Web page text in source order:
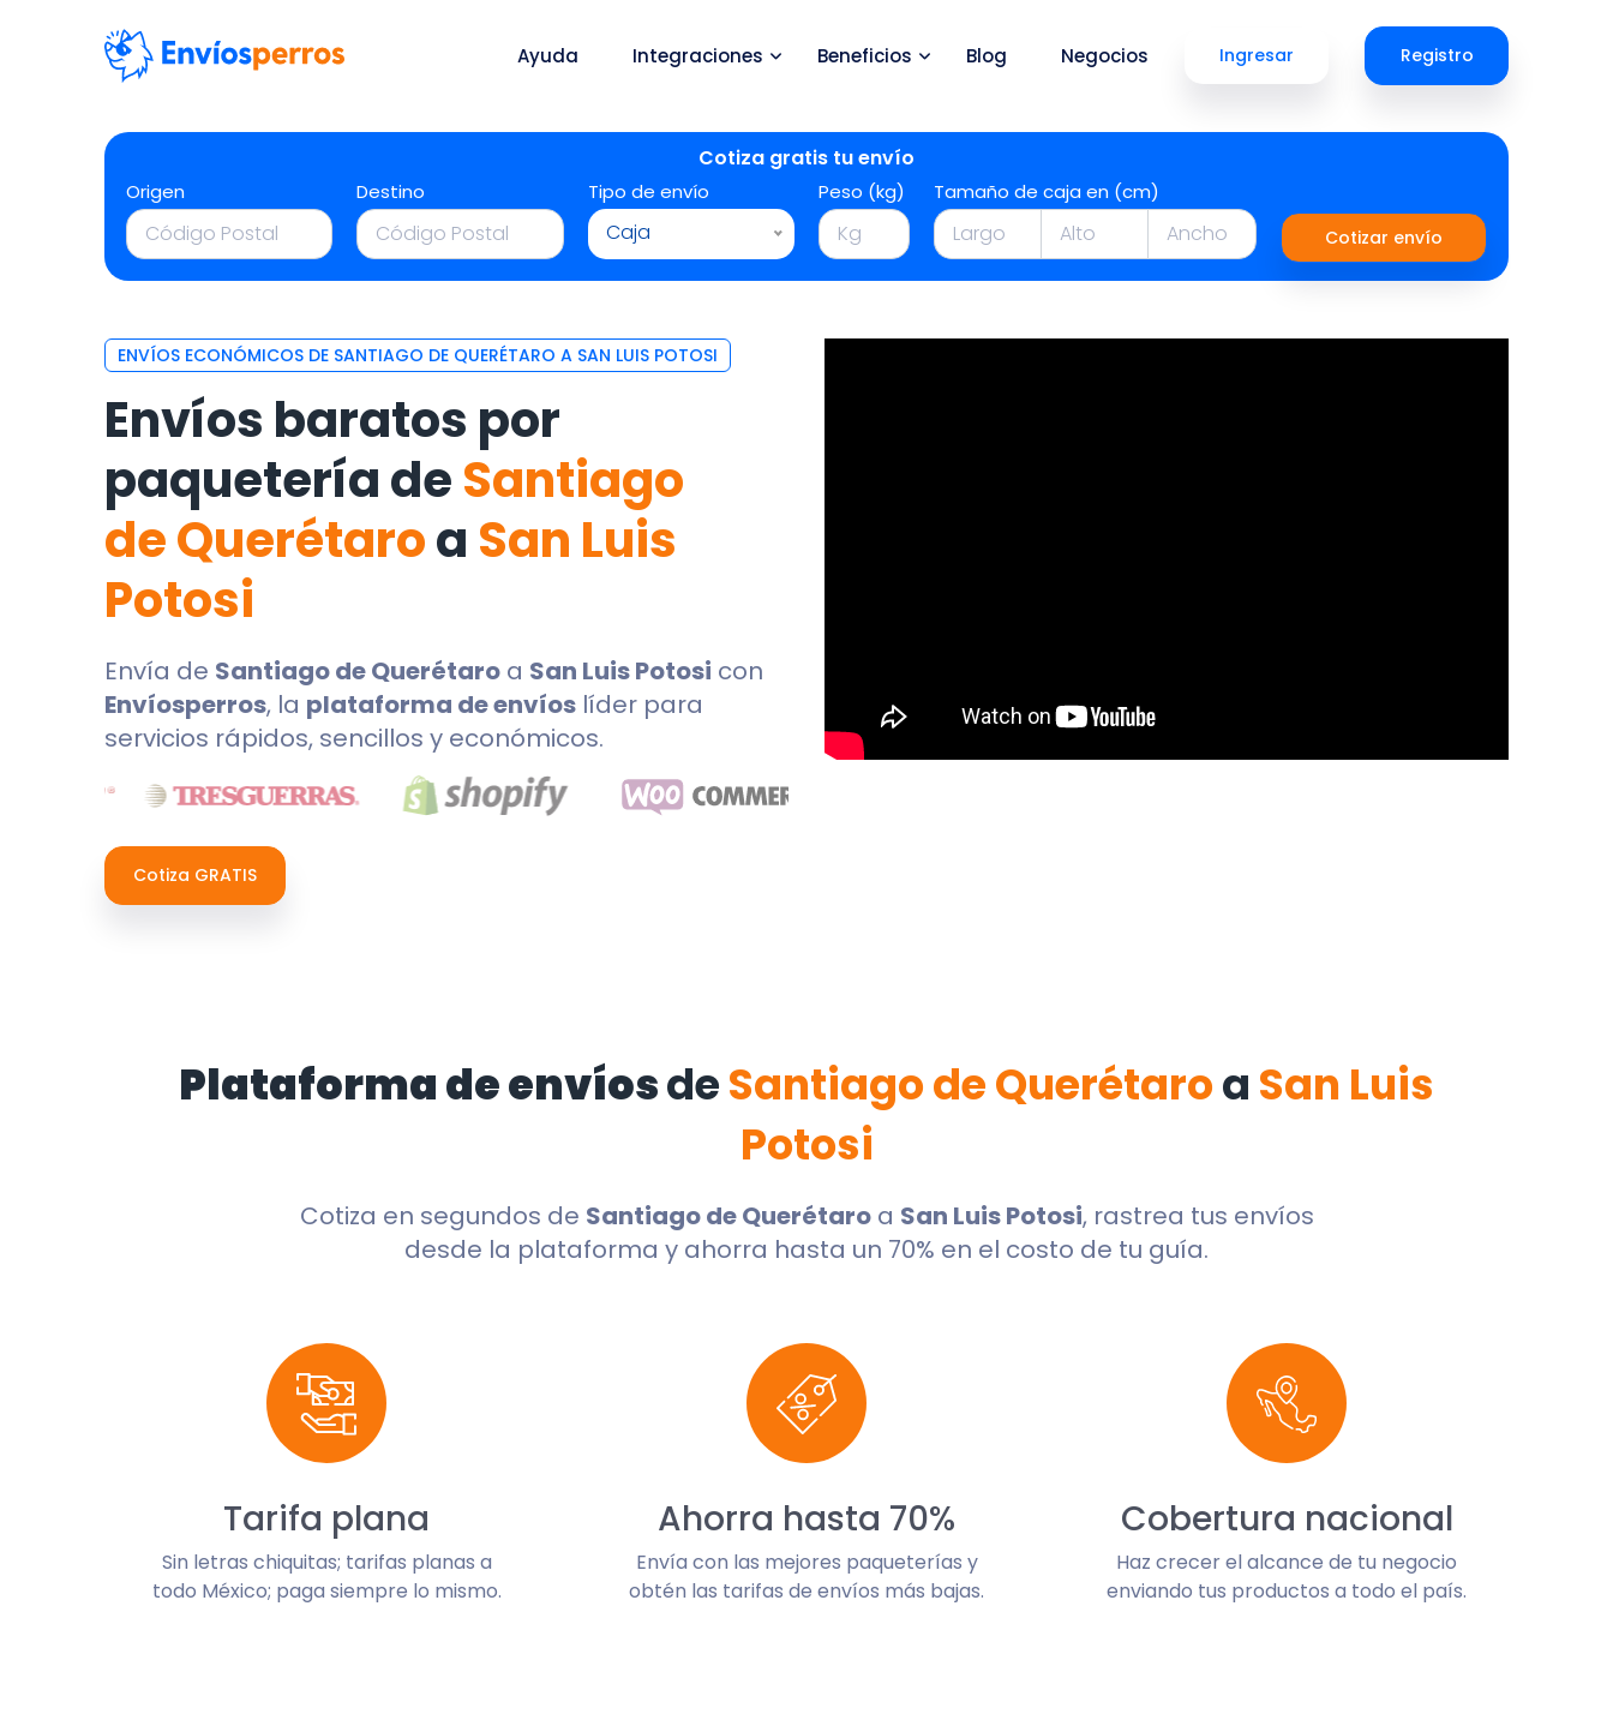
Ayuda Integraciones Beneficios Blog Negocios Ingresar Registro
Cotiza gratis tu envío
Origen Destino Tipo de envío
Caja
Peso (kg) Tamaño de caja en (cm)
Cotizar envío
ENVÍOS ECONÓMICOS DE SANTIAGO DE QUERÉTARO A SAN LUIS POTOSI
Envíos baratos por
paquetería deSantiago
de Querétaroa San Luis
Potosi
Envía de Santiago de Querétaro a San Luis Potosi con
Envíosperros, la plataforma de envíos líder para
servicios rápidos, sencillos y económicos.
Cotiza GRATIS
Plataforma de envíosdeSantiago de Querétaroa San Luis
Potosi
Cotiza en segundos de Santiago de Querétaroa San Luis Potosi, rastrea tus envíos
desde la plataforma y ahorra hasta un 70% en el costo de tu guía.
Tarifa plana
Sin letras chiquitas; tarifas planas a
todo México; paga siempre lo mismo.
Ahorra hasta 70%
Envía con las mejores paqueterías y
obtén las tarifas de envíos más bajas.
Cobertura nacional
Haz crecer el alcance de tu negocio
enviando tus productos a todo el país.